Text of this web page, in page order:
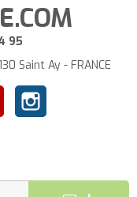
95
Saint Ay - FRANCE
YouTubeInstagram